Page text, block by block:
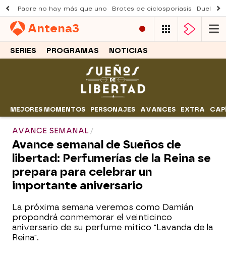
Padre no hay más que uno Brotes de ciclosporiasis Duelo
Antena3
SERIES PROGRAMAS NOTICIAS
MEJORES MOMENTOS PERSONAJES AVANCES EXTRA
AVANCE SEMANAL
Avance semanal de Sueños de
libertad: Perfumerías de la Reina se
prepara para celebrar un
importante aniversario
La próxima semana veremos como Damián
propondrá conmemorar el veinticinco
aniversario de su perfume mítico "Lavanda de la
Reina".